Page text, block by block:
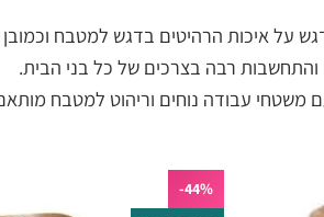
על איכות הרהיטים בדגש למטבח
רבה בצרכים של כל בני הבית.
עבודה נוחים וריהוט למטבח
44%-